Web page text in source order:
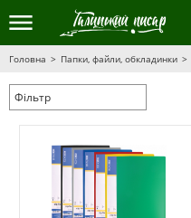
Головна Папки, файли, обкладинки
Фільтр